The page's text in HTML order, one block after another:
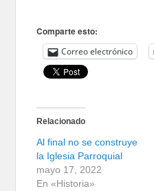
Comparte esto:
Correo electrónico
Relacionado
Al final no se construye
la Iglesia Parroquial
mayo 17, 2022
En «Historia»